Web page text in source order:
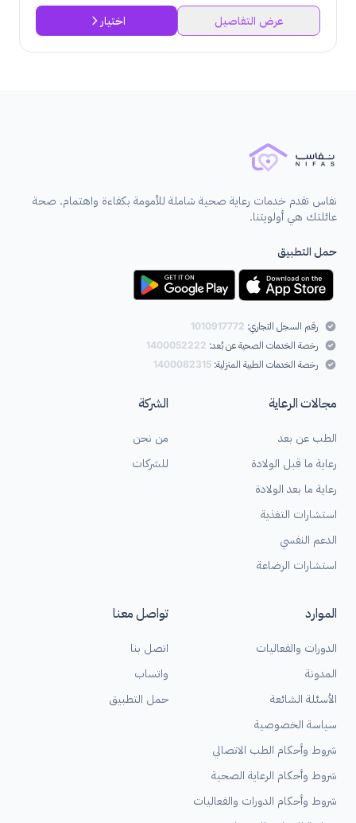
عرض التفاصيل اختيار
نفاس تقدم خدمات رعاية صحية شاملة للأمومة بكفاءة واهتمام. صحة
عائلتك هي أولويتنا.
حمل التطبيق
رقم السجل التجاري: 1010917772
رخصة الخدمات الصحية عن بُعد: 1400052222
رخصة الخدمات الطبية المنزلية: 1400082315
مجالات الرعاية
الطب عن بعد
رعاية ما قبل الولادة
رعاية ما بعد الولادة
استشارات التغذية
الدعم النفسي
استشارات الرضاعة
الشركة
من نحن
للشركات
الموارد
الدورات والفعاليات
المدونة
الأسئلة الشائعة
سياسة الخصوصية
شروط وأحكام الطب الاتصالي
شروط وأحكام الرعاية الصحية
شروط وأحكام الدورات والفعاليات
تواصل معنا
اتصل بنا
واتساب
حمل التطبيق